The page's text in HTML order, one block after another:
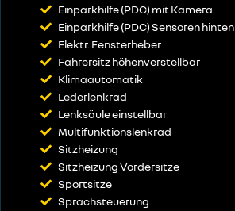
Einparkhilfe (PDC) mit Kamera
Einparkhilfe (PDC) Sensoren hinten
Elektr. Fensterheber
Fahrersitz höhenverstellbar
Klimaautomatik
Lederlenkrad
Lenksäule einstellbar
Multifunktionslenkrad
Sitzheizung
Sitzheizung Vordersitze
Sportsitze
Sprachsteuerung